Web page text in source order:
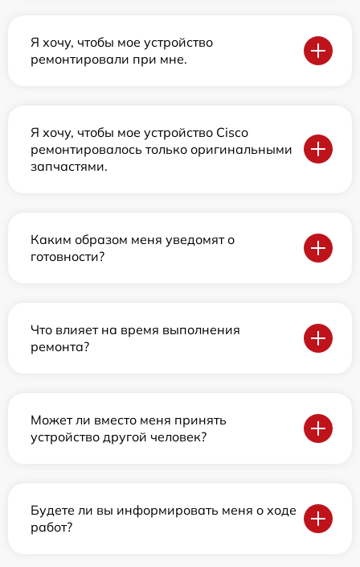
Я хочу, чтобы мое устройство
ремонтировали при мне.
Я хочу, чтобы мое устройство Cisco
ремонтировалось только оригинальными
запчастями.
Каким образом меня уведомят о
готовности?
Что влияет на время выполнения
ремонта?
Может ли вместо меня принять
устройство другой человек?
Будете ли вы информировать меня о ходе
работ?